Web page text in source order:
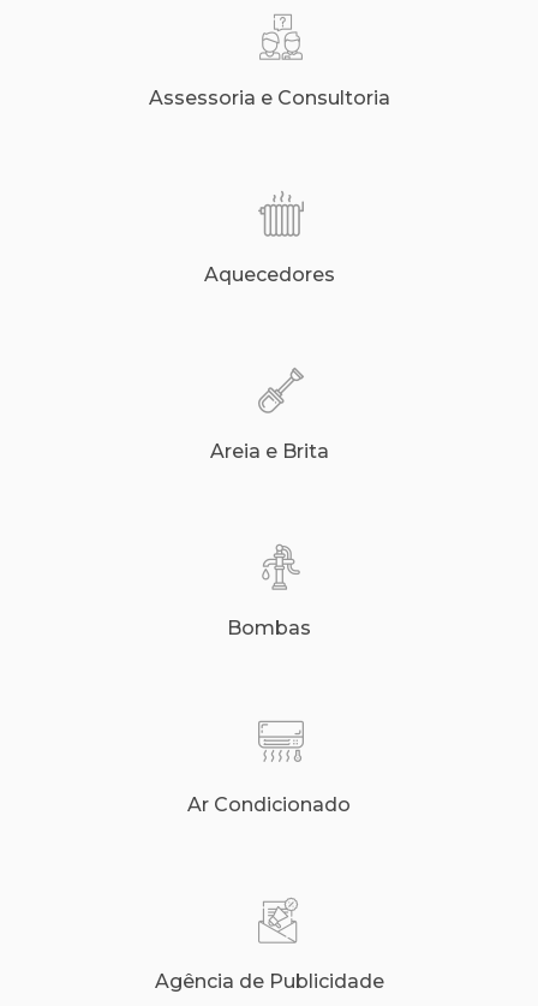
Assessoria e Consultoria
Aquecedores
Areia e Brita
Bombas
Ar Condicionado
Agência de Publicidade